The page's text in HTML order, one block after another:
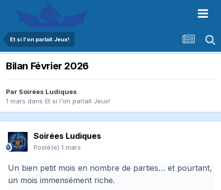
Et si l'on parlait Jeux!
Bilan Février 2026
Par Soirées Ludiques
1 mars dans Et si l'on parlait Jeux!
Soirées Ludiques
Posté(e) 1 mars
Un bien petit mois en nombre de parties… et pourtant,
un mois immensément riche.